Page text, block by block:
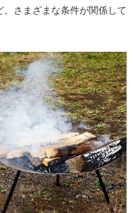
さまざまな条件が関係して